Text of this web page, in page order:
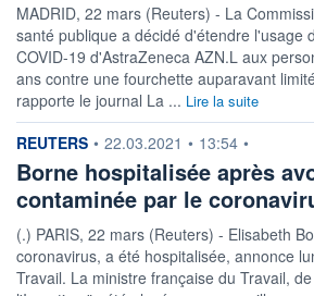
MADRID, 22 mars (Reuters) - La
santé publique a décidé d'étendre l'usage
COVID-19 d'AstraZeneca AZN.L aux
ans contre une fourchette auparavant
rapporte le journal La ... Lire la suite
information fournie par
REUTERS • 22.03.2021 • 13:54 •
Borne hospitalisée après
contaminée par le
(.) PARIS, 22 mars (Reuters) - Elisabeth
coronavirus, a été hospitalisée, annonce
Travail. La ministre française du Travail,